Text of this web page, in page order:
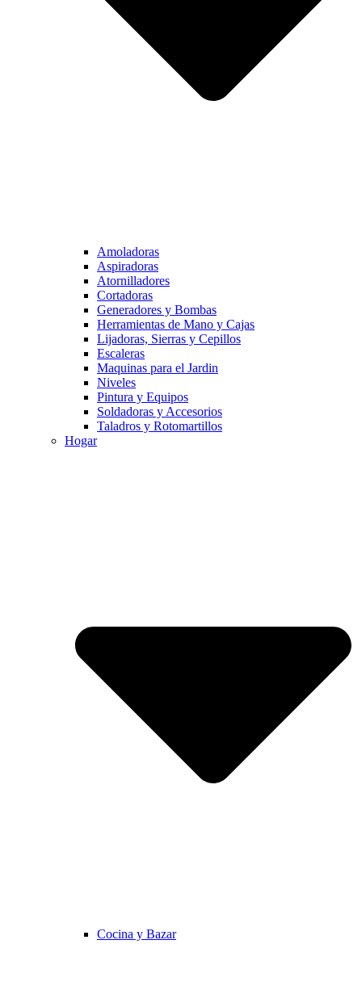
Amoladoras
Aspiradoras
Atornilladores
Cortadoras
Generadores y Bombas
Herramientas de Mano y Cajas
Lijadoras, Sierras y Cepillos
Escaleras
Maquinas para el Jardin
Niveles
Pintura y Equipos
Soldadoras y Accesorios
Taladros y Rotomartillos
Hogar
Cocina y Bazar